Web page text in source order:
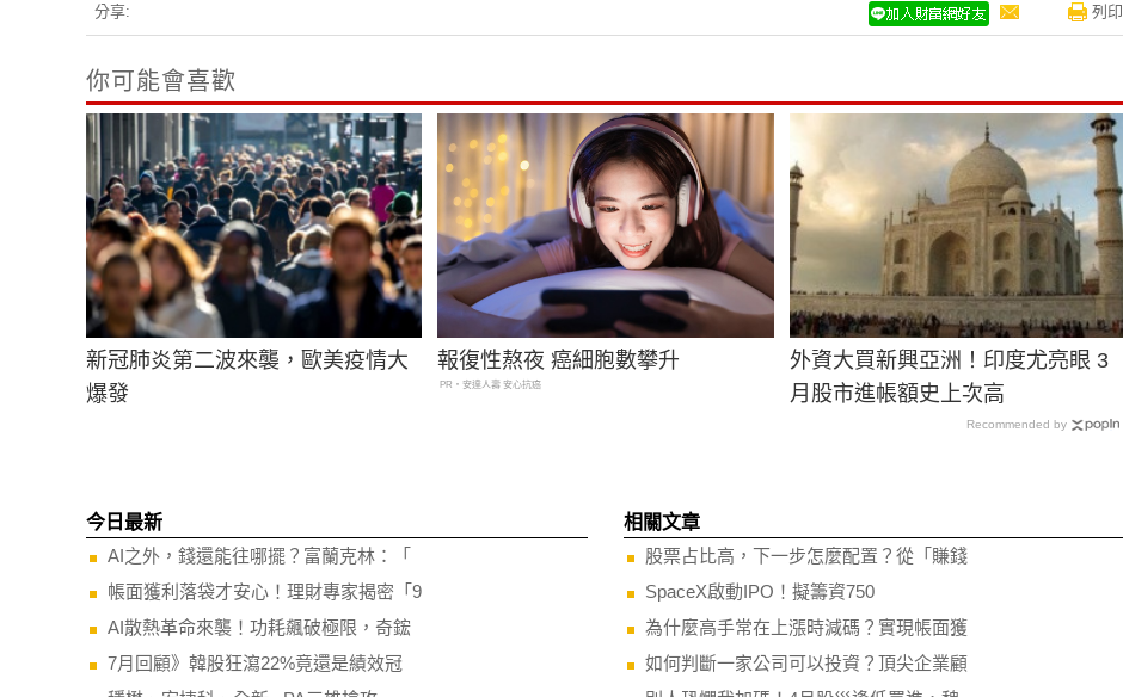
分享: 列印
你可能會喜歡
新冠肺炎第二波來襲，歐美疫情大
爆發
報復性熬夜 癌細胞數攀升
PR・安達人壽 安心抗癌
外資大買新興亞洲！印度尤亮眼 3
月股市進帳額史上次高
Recommended by
今日最新
AI之外，錢還能往哪擺？富蘭克林：「
帳面獲利落袋才安心！理財專家揭密「9
AI散熱革命來襲！功耗飆破極限，奇鋐
7月回顧》韓股狂瀉22%竟還是績效冠
相關文章
股票占比高，下一步怎麼配置？從「賺錢
SpaceX啟動IPO！擬籌資750
為什麼高手常在上漲時減碼？實現帳面獲
如何判斷一家公司可以投資？頂尖企業顧